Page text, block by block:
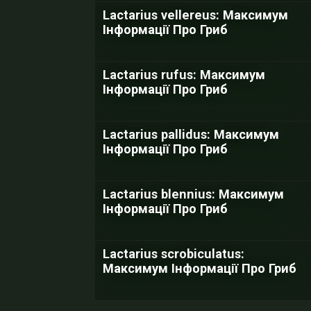
Lactarius vellereus: Максимум
Інформації Про Гриб
Lactarius rufus: Максимум
Інформації Про Гриб
Lactarius pallidus: Максимум
Інформації Про Гриб
Lactarius blennius: Максимум
Інформації Про Гриб
Lactarius scrobiculatus:
Максимум Інформації Про Гриб